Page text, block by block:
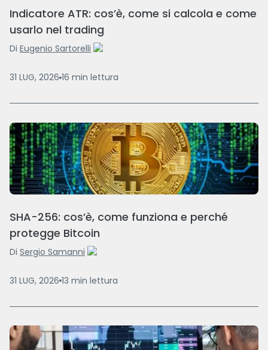
Indicatore ATR: cos’è, come si calcola e come
usarlo nel trading
Di Eugenio Sartorelli
31 LUG, 2026 16 min lettura
SHA-256: cos’è, come funziona e perché
protegge Bitcoin
Di Sergio Samanni
31 LUG, 2026 13 min lettura